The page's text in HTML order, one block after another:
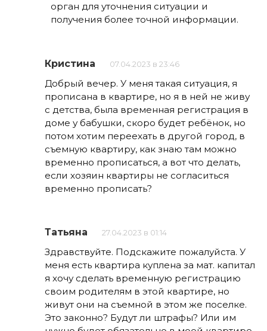
орган для уточнения ситуации и
получения более точной информации.
Кристина 07.04.2023 в 23:46
Добрый вечер. У меня такая ситуация, я
прописана в квартире, но я в ней не живу
с детства, была временная регистрация в
доме у бабушки, скоро будет ребёнок, но
потом хотим переехать в другой город, в
съемную квартиру, как знаю там можно
временно прописаться, а вот что делать,
если хозяин квартиры не согласиться
временно прописать?
Татьяна 27.04.2023 в 01:14
Здравствуйте. Подскажите пожалуйста. У
меня есть квартира куплена за мат. капитал
я хочу сделать временную регистрацию
своим родителям в этой квартире, но
живут они на съемной в этом же поселке.
Это законно? Будут ли штрафы? Или им